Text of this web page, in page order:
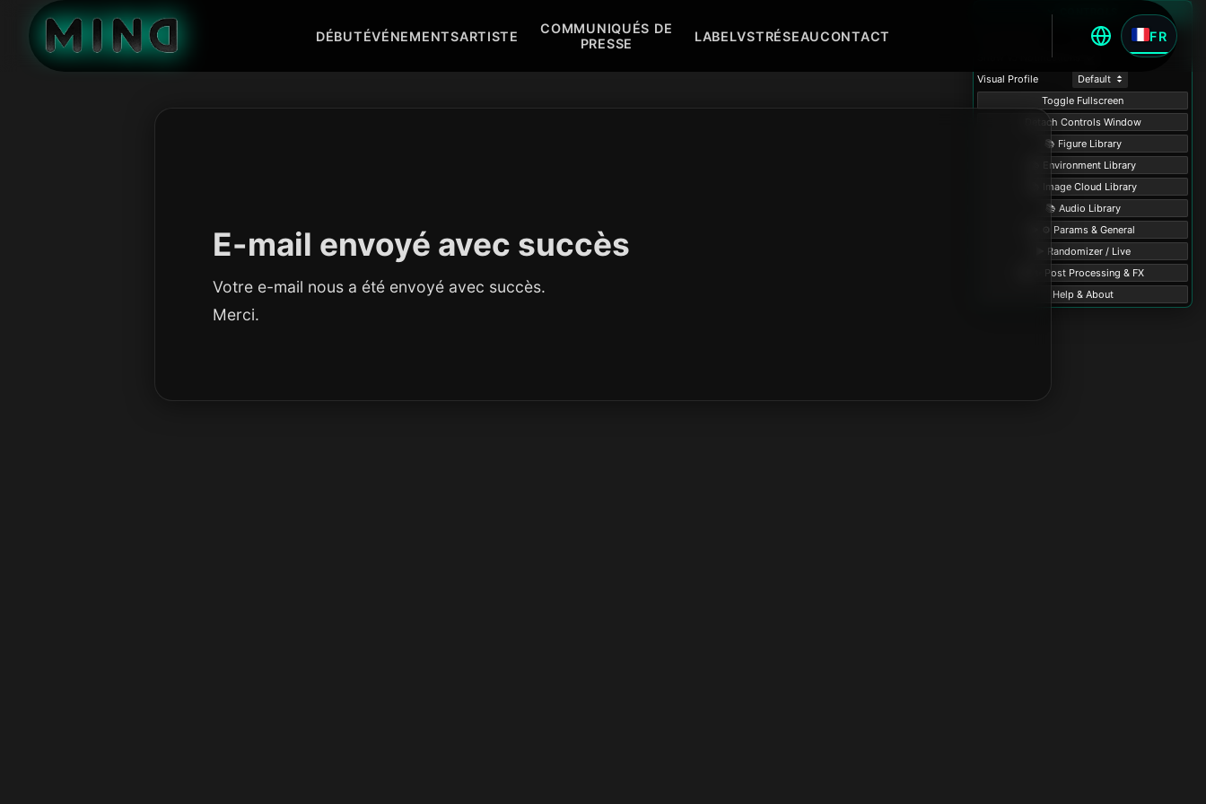
DÉBUTÉVÉNEMENTSARTISTE
COMMUNIQUÉS DE
PRESSE
LABELVSTRÉSEAUCONTACT FR
E-mail envoyé avec succès
Votre e-mail nous a été envoyé avec succès.
Merci.